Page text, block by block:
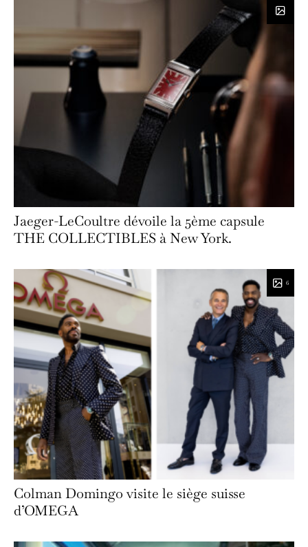
Jaeger-LeCoultre dévoile la 5ème capsule
THE COLLECTIBLES à New York.
6
Colman Domingo visite le siège suisse
d’OMEGA